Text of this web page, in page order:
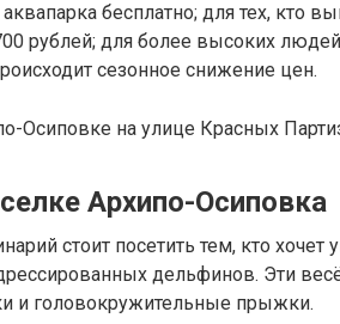
бесплатно; для тех, кто
рублей; для более высоких
сезонное снижение цен.
Осиповке на улице Красных
Архипо-Осиповка
стоит посетить тем, кто хочет
дельфинов. Эти
и головокружительные прыжки.